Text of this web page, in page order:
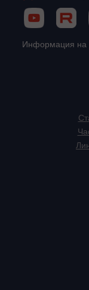
Информация на